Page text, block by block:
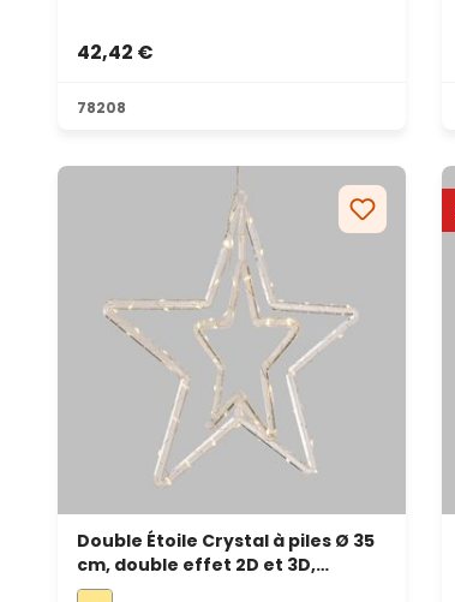
42,42 €
78208
Double Étoile Crystal à piles Ø 35
cm, double effet 2D et 3D,
microled blanc chaud, intérieur